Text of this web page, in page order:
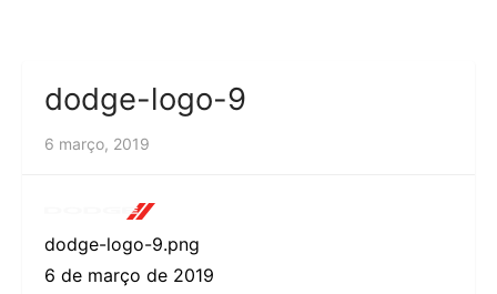
dodge-logo-9
6 março, 2019
dodge-logo-9.png
6 de março de 2019